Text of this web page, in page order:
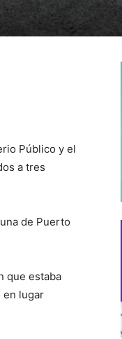
Público y el
a tres
de Puerto
que estaba
en lugar